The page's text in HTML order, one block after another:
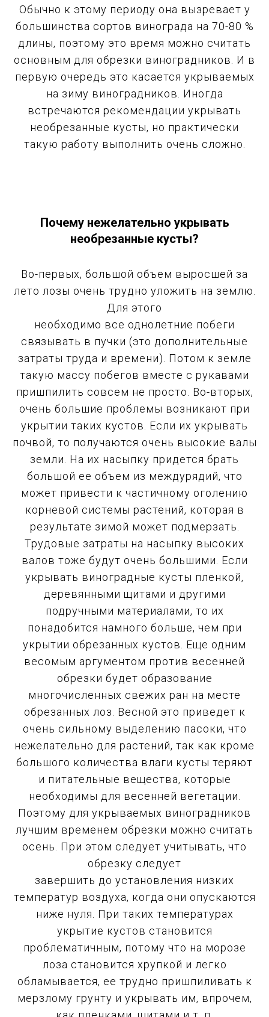
Обычно к этому периоду она вызревает у
большинства сортов винограда на 70-80 %
длины, поэтому это время можно считать
основным для обрезки виноградников. И в
первую очередь это касается укрываемых
на зиму виноградников. Иногда
встречаются рекомендации укрывать
необрезанные кусты, но практически
такую работу выполнить очень сложно.
Почему нежелательно укрывать
необрезанные кусты?
Во-первых, большой объем выросшей за
лето лозы очень трудно уложить на землю.
Для этого
необходимо все однолетние побеги
связывать в пучки (это дополнительные
затраты труда и времени). Потом к земле
такую массу побегов вместе с рукавами
пришпилить совсем не просто. Во-вторых,
очень большие проблемы возникают при
укрытии таких кустов. Если их укрывать
почвой, то получаются очень высокие валы
земли. На их насыпку придется брать
большой ее объем из междурядий, что
может привести к частичному оголению
корневой системы растений, которая в
результате зимой может подмерзать.
Трудовые затраты на насыпку высоких
валов тоже будут очень большими. Если
укрывать виноградные кусты пленкой,
деревянными щитами и другими
подручными материалами, то их
понадобится намного больше, чем при
укрытии обрезанных кустов. Еще одним
весомым аргументом против весенней
обрезки будет образование
многочисленных свежих ран на месте
обрезанных лоз. Весной это приведет к
очень сильному выделению пасоки, что
нежелательно для растений, так как кроме
большого количества влаги кусты теряют
и питательные вещества, которые
необходимы для весенней вегетации.
Поэтому для укрываемых виноградников
лучшим временем обрезки можно считать
осень. При этом следует учитывать, что
обрезку следует
завершить до установления низких
температур воздуха, когда они опускаются
ниже нуля. При таких температурах
укрытие кустов становится
проблематичным, потому что на морозе
лоза становится хрупкой и легко
обламывается, ее трудно пришпиливать к
мерзлому грунту и укрывать им, впрочем,